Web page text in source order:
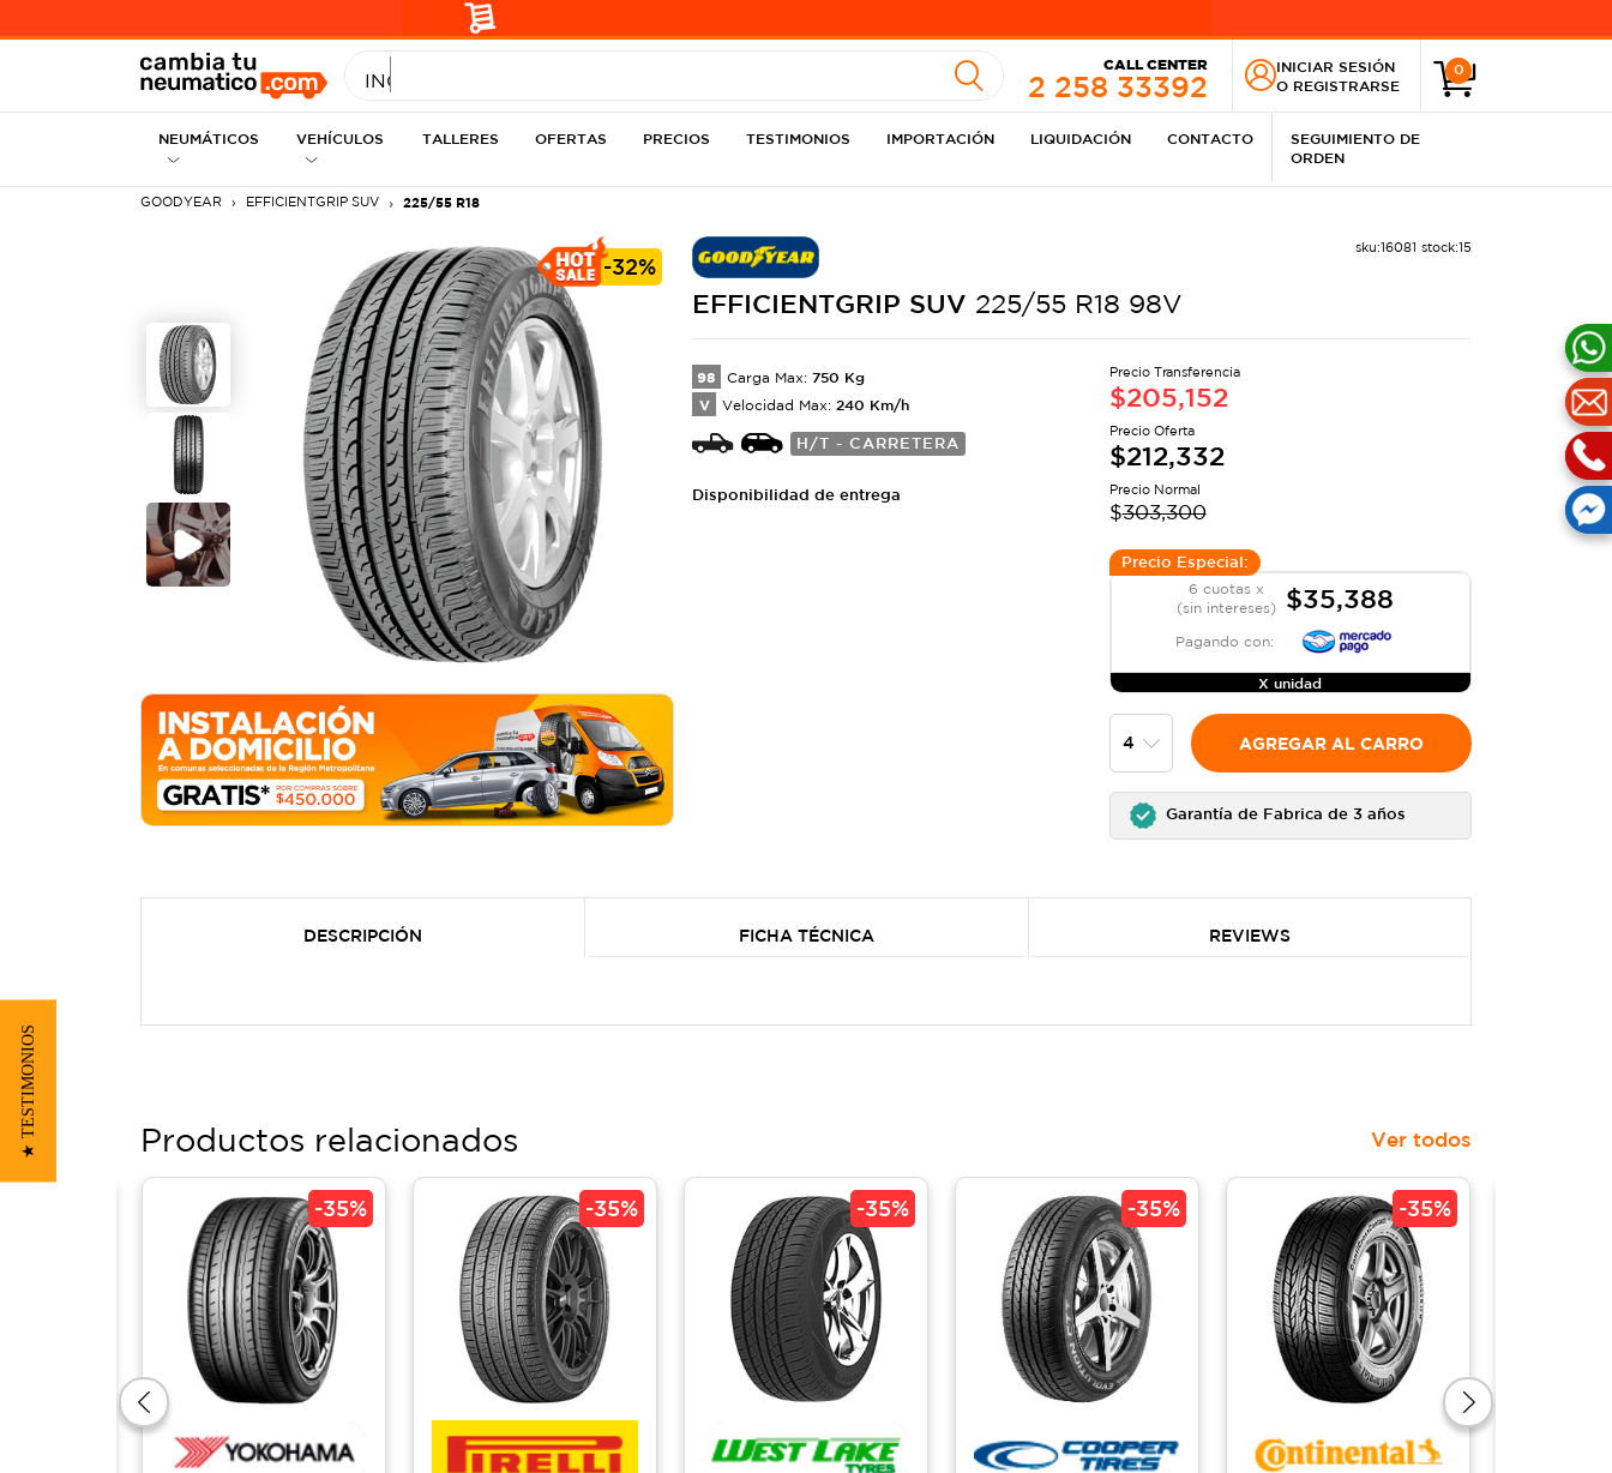
INGRESE MEDIDA
CALL CENTER
2 258 33392
INICIAR SESIÓN
O REGISTRARSE
0
NEUMÁTICOS VEHÍCULOS TALLERES OFERTAS PRECIOS TESTIMONIOS IMPORTACIÓN LIQUIDACIÓN CONTACTO
SEGUIMIENTO DE
ORDEN
GOODYEAR EFFICIENTGRIP SUV 225/55 R18
-32%
sku:16081 stock:15
EFFICIENTGRIP SUV 225/55 R18 98V
98 Carga Max: 750 Kg
V Velocidad Max: 240 Km/h
H/T - CARRETERA
Disponibilidad de entrega
Precio Transferencia
$205,152
Precio Oferta
$212,332
Precio Normal
$303,300
Precio Especial:
6 cuotas x
(sin intereses)
$35,388
Pagando con:
X unidad
AGREGAR AL CARRO
Garantía de Fabrica de 3 años
DESCRIPCIÓN FICHA TÉCNICA REVIEWS
Productos relacionados Ver todos
-35% -35% -35% -35% -35%
★ TESTIMONIOS